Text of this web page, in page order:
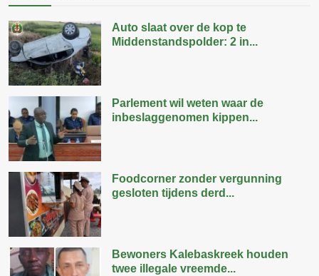
Auto slaat over de kop te
Middenstandspolder: 2 in...
Parlement wil weten waar de
inbeslaggenomen kippen...
Foodcorner zonder vergunning
gesloten tijdens derd...
Bewoners Kalebaskreek houden
twee illegale vreemde...